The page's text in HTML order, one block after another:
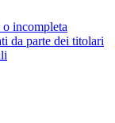
o incompleta
da parte dei titolari